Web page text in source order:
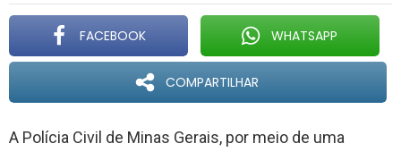
FACEBOOK WHATSAPP
COMPARTILHAR
A Polícia Civil de Minas Gerais, por meio de uma